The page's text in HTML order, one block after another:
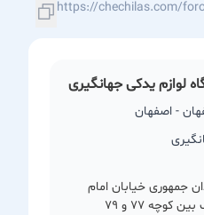
لوازم یدکی جهانگیری
- اصفهان
جمهوری خیابان امام
77 و 79